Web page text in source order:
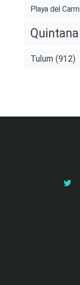
Playa del
Tulum (912)